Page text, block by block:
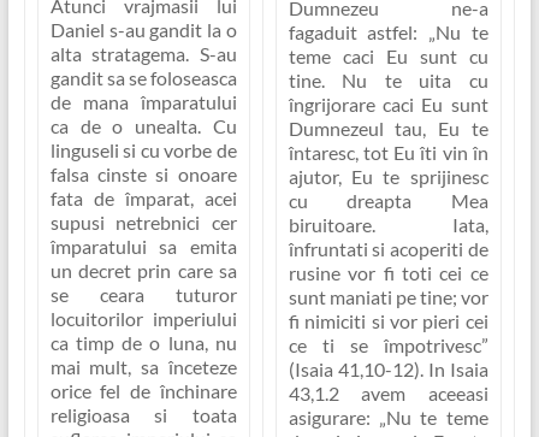
Atunci vrajmasii lui
Daniel s-au gandit la o
alta stratagema. S-au
gandit sa se foloseasca
de mana împaratului
ca de o unealta. Cu
linguseli si cu vorbe de
falsa cinste si onoare
fata de împarat, acei
supusi netrebnici cer
împaratului sa emita
un decret prin care sa
se ceara tuturor
locuitorilor imperiului
ca timp de o luna, nu
mai mult, sa înceteze
orice fel de închinare
religioasa si toata
Dumnezeu ne-a
fagaduit astfel: „Nu te
teme caci Eu sunt cu
tine. Nu te uita cu
îngrijorare caci Eu sunt
Dumnezeul tau, Eu te
întaresc, tot Eu îti vin în
ajutor, Eu te sprijinesc
cu dreapta Mea
biruitoare. Iata,
înfruntati si acoperiti de
rusine vor fi toti cei ce
sunt maniati pe tine; vor
fi nimiciti si vor pieri cei
ce ti se împotrivesc”
(Isaia 41,10-12). In Isaia
43,1.2 avem aceeasi
asigurare: „Nu te teme